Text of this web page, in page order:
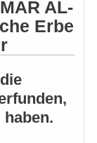
AL-
Erbe